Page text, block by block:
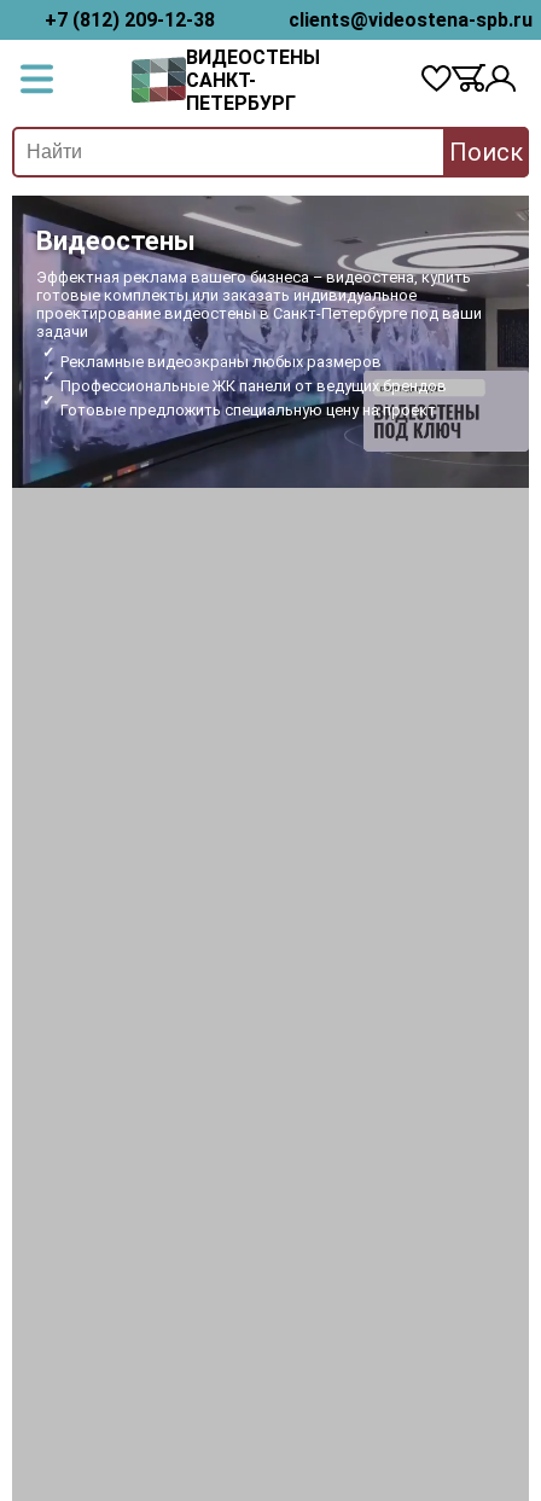
+7 (812) 209-12-38
clients@videostena-spb.ru
ВИДЕОСТЕНЫ
САНКТ-
ПЕТЕРБУРГ
Поиск
Видеостены
Эффектная реклама вашего бизнеса – видеостена, купить
готовые комплекты или заказать индивидуальное
проектирование видеостены в Санкт-Петербурге под ваши
задачи
Рекламные видеоэкраны любых размеров
Профессиональные ЖК панели от ведущих брендов
Готовые предложить специальную цену на проект